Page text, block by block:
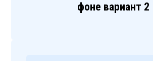
фоне вариант 2